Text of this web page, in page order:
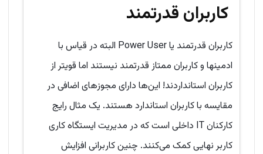
کاربران قدرتمند
کاربران قدرتمند یا Power User البته در قیاس با
ادمینها و کاربران ممتاز قدرتمند نیستند اما قویتر از
کاربران استانداردند! این‌ها دارای مجوزهای اضافی در
مقایسه با کاربران استاندارد هستند. یک مثال رایج
کارکنان IT داخلی است که در مدیریت ایستگاه کاری
کاربر نهایی کمک می‌کنند. چنین کاربرانی افزایش